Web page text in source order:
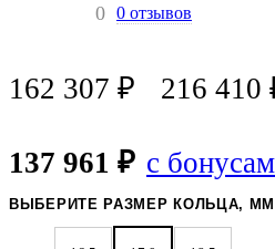
0 0 отзывов
162 307 ₽ 216 410
137 961 ₽ с
ВЫБЕРИТЕ РАЗМЕР КОЛЬЦА, ММ